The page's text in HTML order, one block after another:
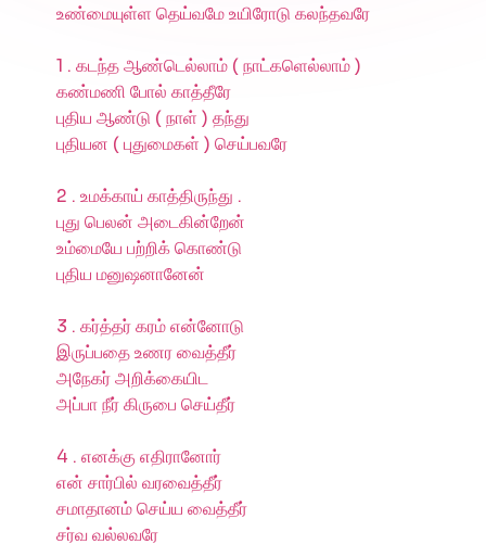
உண்மையுள்ள தெய்வமே உயிரோடு கலந்தவரே
1 . கடந்த ஆண்டெல்லாம் ( நாட்களெல்லாம் )
கண்மணி போல் காத்தீரே
புதிய ஆண்டு ( நாள் ) தந்து
புதியன ( புதுமைகள் ) செய்பவரே
2 . உமக்காய் காத்திருந்து .
புது பெலன் அடைகின்றேன்
உம்மையே பற்றிக் கொண்டு
புதிய மனுஷனானேன்
3 . கர்த்தர் கரம் என்னோடு
இருப்பதை உணர வைத்தீர்
அநேகர் அறிக்கையிட
அப்பா நீர் கிருபை செய்தீர்
4 . எனக்கு எதிரானோர்
என் சார்பில் வரவைத்தீர்
சமாதானம் செய்ய வைத்தீர்
சர்வ வல்லவரே